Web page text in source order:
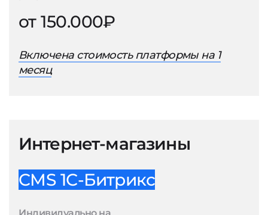
от 150.000₽
Включена стоимость платформы на 1
месяц
Интернет-магазины
CMS 1С-Битрикс